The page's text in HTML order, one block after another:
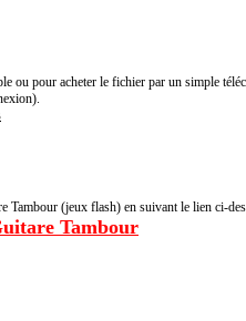
ou pour acheter le fichier par un simple
Tambour (jeux flash) en suivant le lien ci-
Tambour